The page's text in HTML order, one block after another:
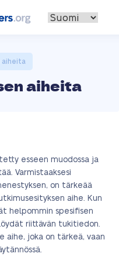
aiheita
aiheita
esseen muodossa ja
Varmistaaksesi
on tärkeää
aihe. Kun
helpommin spesifisen
riittävän tukitiedon.
aihe, joka on tärkeä, vaan